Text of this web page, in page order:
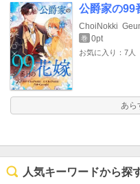
公爵家の99
ChoiNokki
巻 0pt
お気に入り：7人
あら
人気キーワードから探